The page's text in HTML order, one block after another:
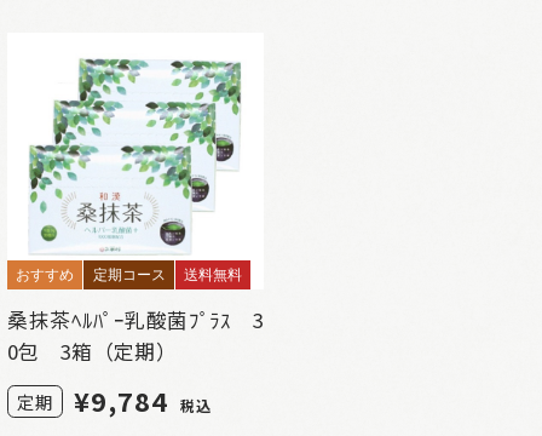
おすすめ 定期コース 送料無料
桑抹茶ﾍﾙﾊﾟｰ乳酸菌ﾌﾟﾗｽ 3
0包 3箱（定期）
定期 ¥9,784 税込